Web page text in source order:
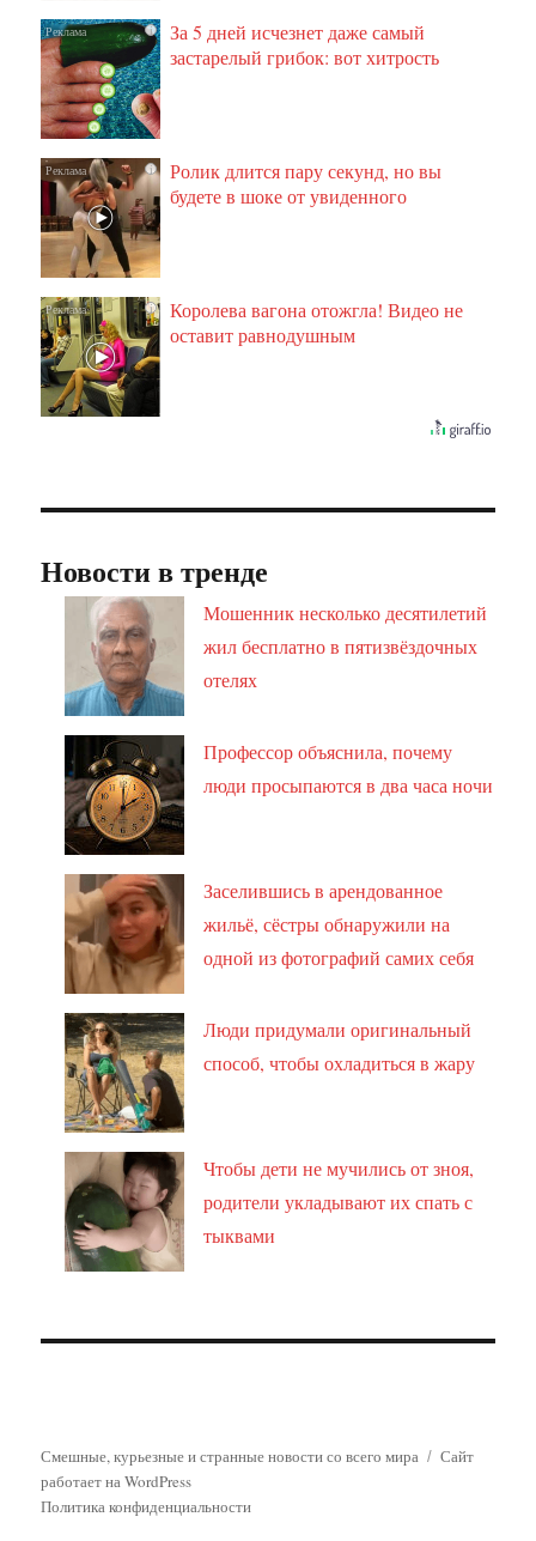
i
За 5 дней исчезнет даже самый
застарелый грибок: вот хитрость
i
Ролик длится пару секунд, но вы
будете в шоке от увиденного
i
Королева вагона отожгла! Видео не
оставит равнодушным
Новости в тренде
Мошенник несколько десятилетий
жил бесплатно в пятизвёздочных
отелях
Профессор объяснила, почему
люди просыпаются в два часа ночи
Заселившись в арендованное
жильё, сёстры обнаружили на
одной из фотографий самих себя
Люди придумали оригинальный
способ, чтобы охладиться в жару
Чтобы дети не мучились от зноя,
родители укладывают их спать с
тыквами
Смешные, курьезные и странные новости со всего мира
Сайт
работает на WordPress
Политика конфиденциальности